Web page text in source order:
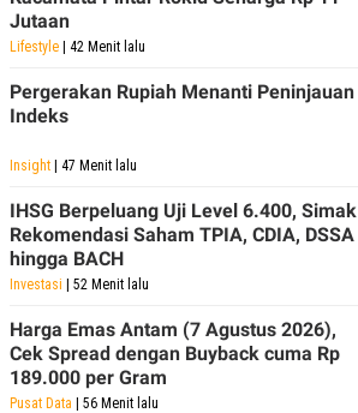
Jutaan
Lifestyle | 42 Menit lalu
Pergerakan Rupiah Menanti Peninjauan
Indeks
Insight | 47 Menit lalu
IHSG Berpeluang Uji Level 6.400, Simak
Rekomendasi Saham TPIA, CDIA, DSSA
hingga BACH
Investasi | 52 Menit lalu
Harga Emas Antam (7 Agustus 2026),
Cek Spread dengan Buyback cuma Rp
189.000 per Gram
Pusat Data | 56 Menit lalu